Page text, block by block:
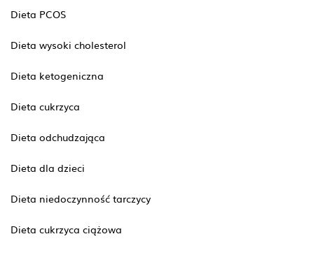
Dieta PCOS
Dieta wysoki cholesterol
Dieta ketogeniczna
Dieta cukrzyca
Dieta odchudzająca
Dieta dla dzieci
Dieta niedoczynność tarczycy
Dieta cukrzyca ciążowa